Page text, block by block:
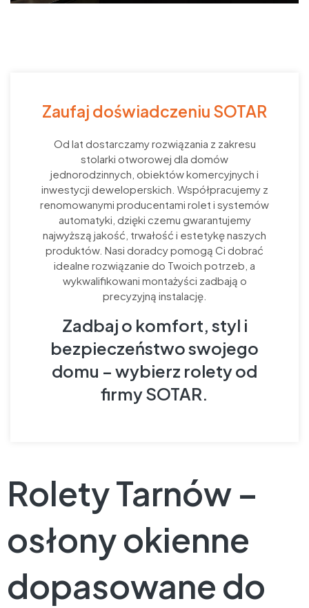
Zaufaj doświadczeniu SOTAR
Od lat dostarczamy rozwiązania z zakresu
stolarki otworowej dla domów
jednorodzinnych, obiektów komercyjnych i
inwestycji deweloperskich. Współpracujemy z
renomowanymi producentami rolet i systemów
automatyki, dzięki czemu gwarantujemy
najwyższą jakość, trwałość i estetykę naszych
produktów. Nasi doradcy pomogą Ci dobrać
idealne rozwiązanie do Twoich potrzeb, a
wykwalifikowani montażyści zadbają o
precyzyjną instalację.
Zadbaj o komfort, styl i
bezpieczeństwo swojego
domu – wybierz rolety od
firmy SOTAR.
Rolety Tarnów –
osłony okienne
dopasowane do